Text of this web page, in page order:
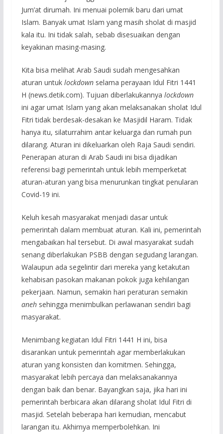
Jum’at dirumah. Ini menuai polemik baru dari umat
Islam. Banyak umat Islam yang masih sholat di masjid
kala itu. Ini tidak salah, sebab disesuaikan dengan
keyakinan masing-masing.
Kita bisa melihat Arab Saudi sudah mengesahkan
aturan untuk lockdownselama perayaan Idul Fitri 1441
H (news.detik.com). Tujuan diberlakukannya lockdown
ini agar umat Islam yang akan melaksanakan sholat Idul
Fitri tidak berdesak-desakan ke Masjidil Haram. Tidak
hanya itu, silaturrahim antar keluarga dan rumah pun
dilarang. Aturan ini dikeluarkan oleh Raja Saudi sendiri.
Penerapan aturan di Arab Saudi ini bisa dijadikan
referensi bagi pemerintah untuk lebih memperketat
aturan-aturan yang bisa menurunkan tingkat penularan
Covid-19 ini.
Keluh kesah masyarakat menjadi dasar untuk
pemerintah dalam membuat aturan. Kali ini, pemerintah
mengabaikan hal tersebut. Di awal masyarakat sudah
senang diberlakukan PSBB dengan segudang larangan.
Walaupun ada segelintir dari mereka yang ketakutan
kehabisan pasokan makanan pokok juga kehilangan
pekerjaan. Namun, semakin hari peraturan semakin
anehsehingga menimbulkan perlawanan sendiri bagi
masyarakat.
Menimbang kegiatan Idul Fitri 1441 H ini, bisa
disarankan untuk pemerintah agar memberlakukan
aturan yang konsisten dan komitmen. Sehingga,
masyarakat lebih percaya dan melaksanakannya
dengan baik dan benar. Bayangkan saja, jika hari ini
pemerintah berbicara akan dilarang sholat Idul Fitri di
masjid. Setelah beberapa hari kemudian, mencabut
larangan itu. Akhirnya memperbolehkan. Ini